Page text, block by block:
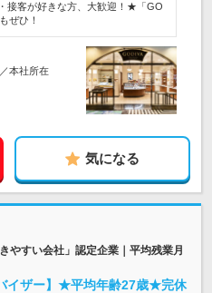
接客が好きな方、大歓迎！★「GO
ぜひ！
本社所在
気になる
やすい会社」認定企業｜平均残業月
イザー】★平均年齢27歳★完休